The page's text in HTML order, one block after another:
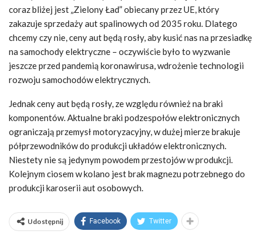
coraz bliżej jest „Zielony Ład” obiecany przez UE, który
zakazuje sprzedaży aut spalinowych od 2035 roku. Dlatego
chcemy czy nie, ceny aut będą rosły, aby kusić nas na przesiadkę
na samochody elektryczne – oczywiście było to wyzwanie
jeszcze przed pandemią koronawirusa, wdrożenie technologii
rozwoju samochodów elektrycznych.
Jednak ceny aut będą rosły, ze względu również na braki
komponentów. Aktualne braki podzespołów elektronicznych
ograniczają przemysł motoryzacyjny, w dużej mierze brakuje
półprzewodników do produkcji układów elektronicznych.
Niestety nie są jedynym powodem przestojów w produkcji.
Kolejnym ciosem w kolano jest brak magnezu potrzebnego do
produkcji karoserii aut osobowych.
Udostępnij Facebook Twitter